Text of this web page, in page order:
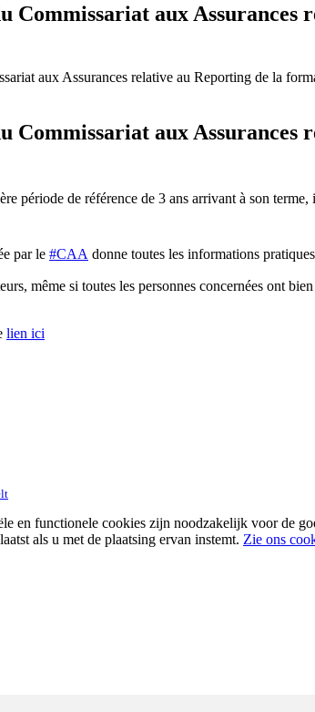
aux Assurances
aux Assurances relative au Reporting de la
aux Assurances
période de référence de 3 ans arrivant à son
par le #CAA donne toutes les informations
même si toutes les personnes concernées ont
lien ici
en functionele cookies zijn noodzakelijk voor de
als u met de plaatsing ervan instemt. Zie ons